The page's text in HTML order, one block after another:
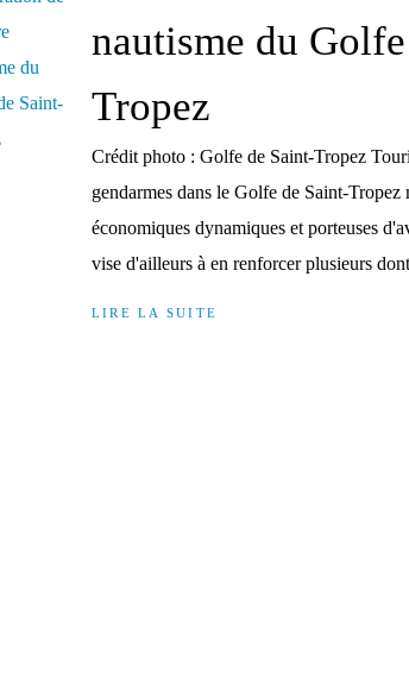
nautisme du
Tropez
Crédit photo : Golfe de Saint-Tropez
gendarmes dans le Golfe de Saint-Tropez
économiques dynamiques et porteuses
vise d'ailleurs à en renforcer plusieurs
LIRE LA SUITE